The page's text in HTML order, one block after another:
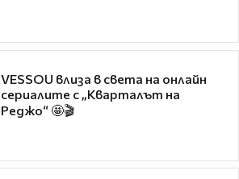
VESSOU влиза в света на онлайн
сериалите с „Кварталът на
Реджо“ 🤩🎬